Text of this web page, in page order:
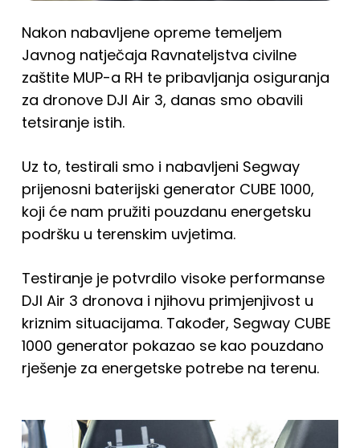
Nakon nabavljene opreme temeljem
Javnog natječaja Ravnateljstva civilne
zaštite MUP-a RH te pribavljanja osiguranja
za dronove DJI Air 3, danas smo obavili
tetsiranje istih.
Uz to, testirali smo i nabavljeni Segway
prijenosni baterijski generator CUBE 1000,
koji će nam pružiti pouzdanu energetsku
podršku u terenskim uvjetima.
Testiranje je potvrdilo visoke performanse
DJI Air 3 dronova i njihovu primjenjivost u
kriznim situacijama. Također, Segway CUBE
1000 generator pokazao se kao pouzdano
rješenje za energetske potrebe na terenu.